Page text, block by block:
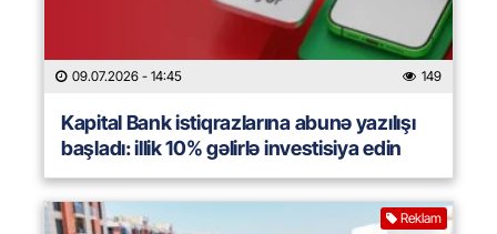
09.07.2026 - 14:45 149
Kapital Bank istiqrazlarına abunə yazılışı
başladı: illik 10% gəlirlə investisiya edin
Reklam